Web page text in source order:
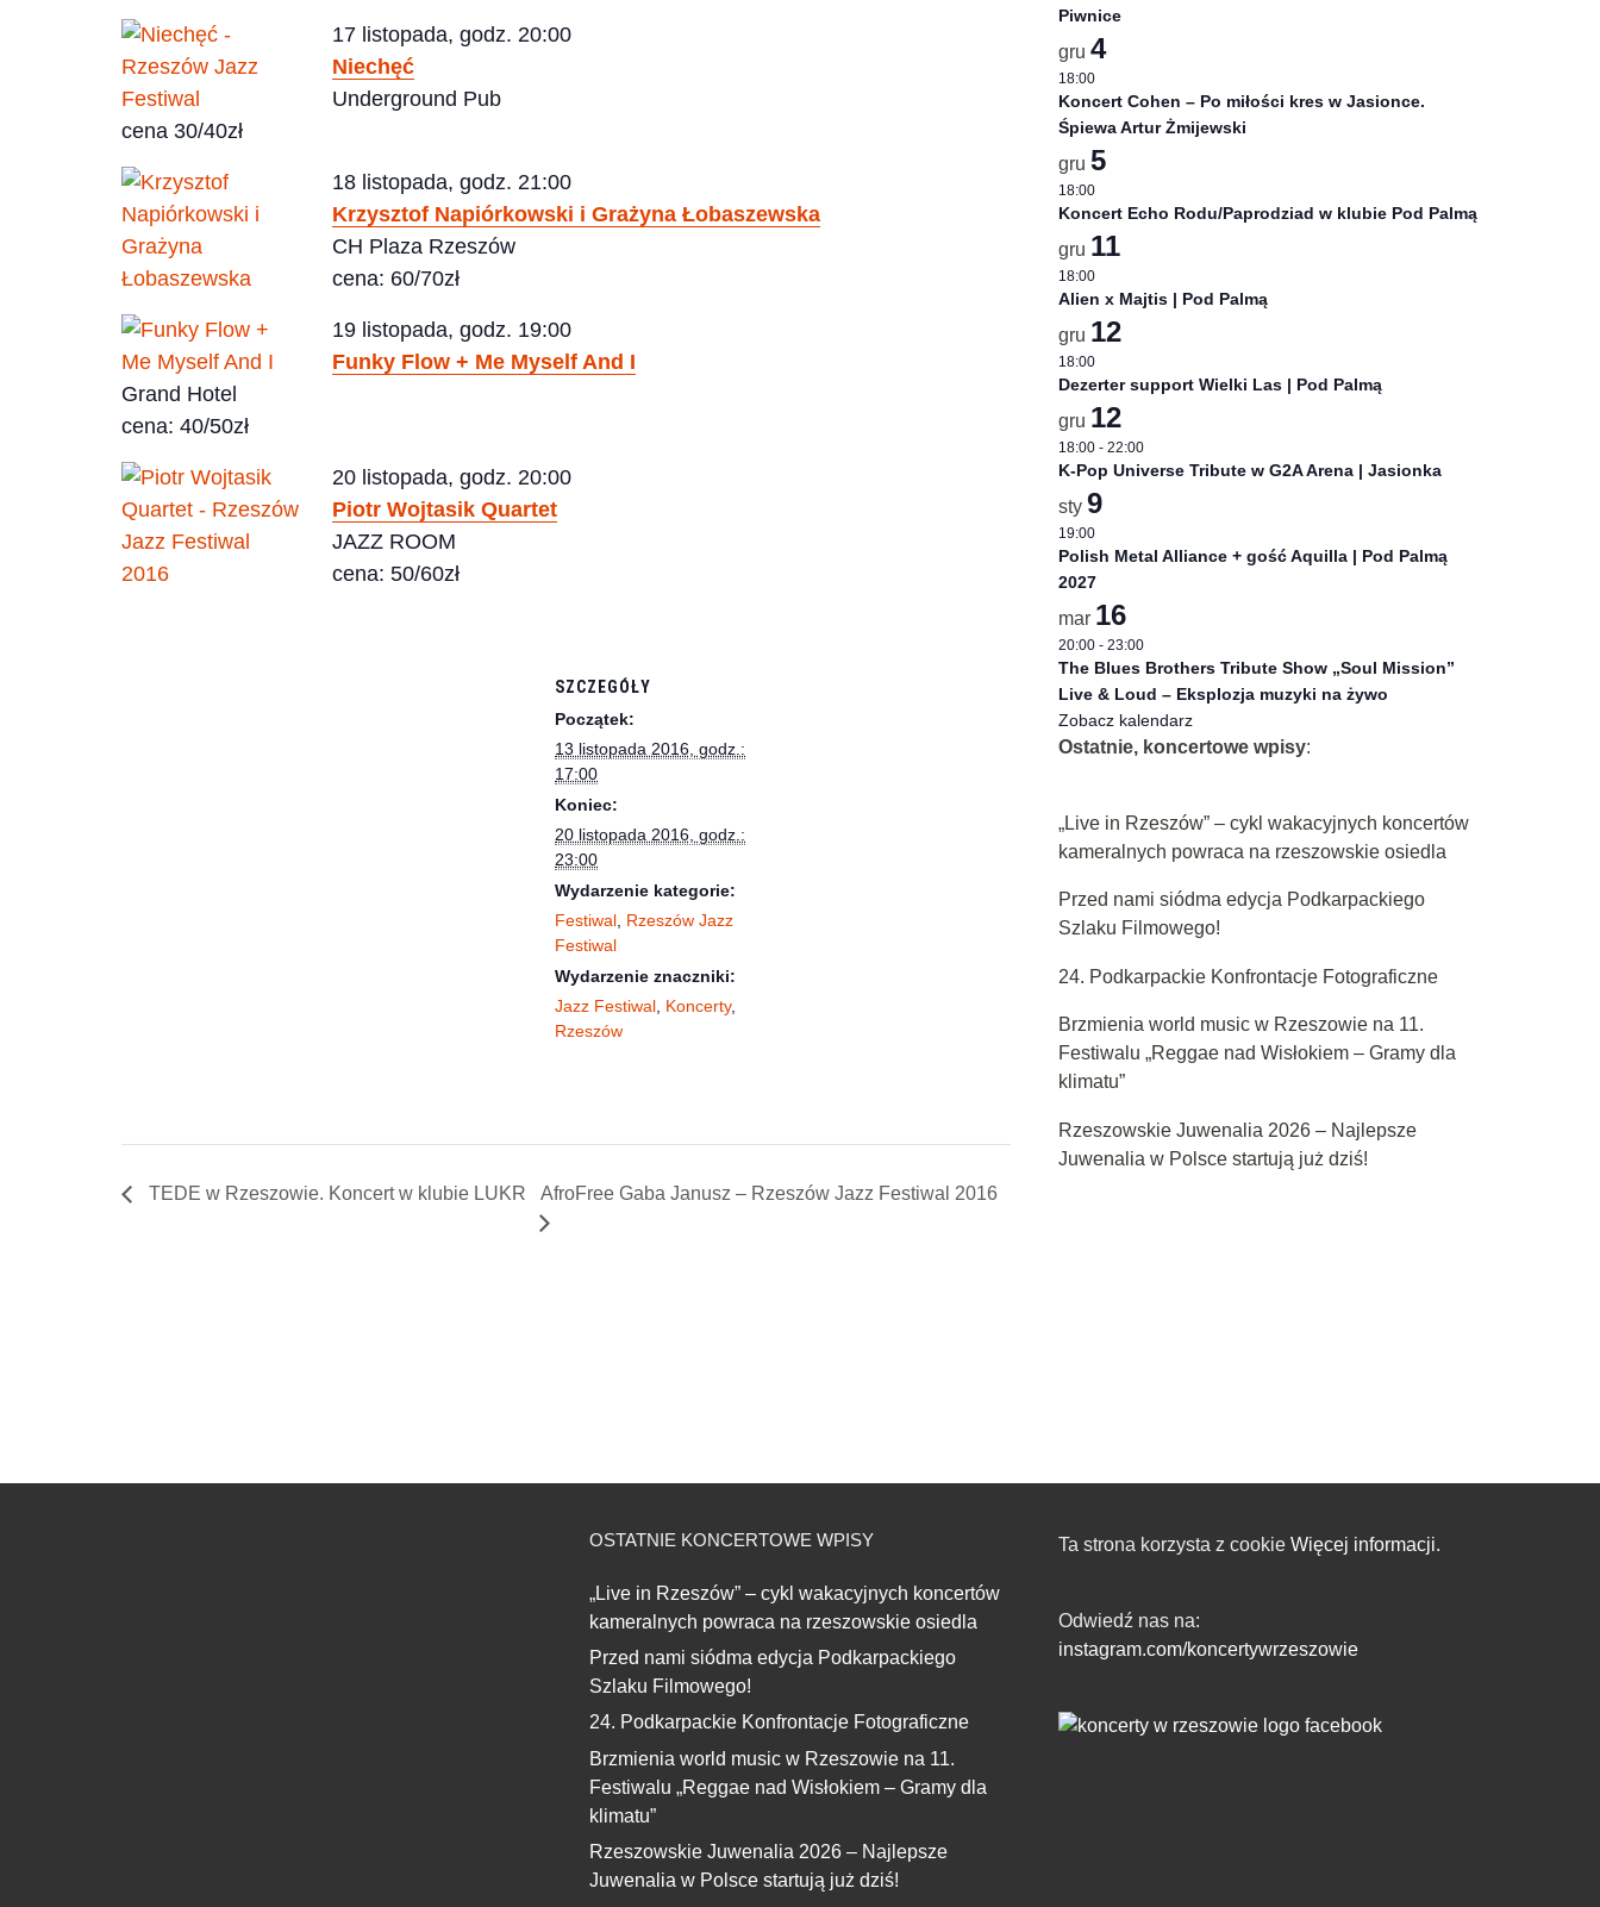
17 listopada, godz. 20:00
Niechęć
Underground Pub
cena 30/40zł
18 listopada, godz. 21:00
Krzysztof Napiórkowski i Grażyna Łobaszewska
CH Plaza Rzeszów
cena: 60/70zł
19 listopada, godz. 19:00
Funky Flow + Me Myself And I
Grand Hotel
cena: 40/50zł
20 listopada, godz. 20:00
Piotr Wojtasik Quartet
JAZZ ROOM
cena: 50/60zł
SZCZEGÓŁY
Początek:
13 listopada 2016, godz.:
17:00
Koniec:
20 listopada 2016, godz.:
23:00
Wydarzenie kategorie:
Festiwal Rzeszów Jazz
Festiwal
Wydarzenie znaczniki:
Jazz Festiwal Koncerty,
Rzeszów
TEDE w Rzeszowie. Koncert w klubie LUKR AfroFree Gaba Janusz – Rzeszów Jazz Festiwal 2016
Piwnice
gru 4
18:00
Koncert Cohen – Po miłości kres w Jasionce.
Śpiewa Artur Żmijewski
gru 5
18:00
Koncert Echo Rodu/Paprodziad w klubie Pod Palmą
gru 11
18:00
Alien x Majtis | Pod Palmą
gru 12
18:00
Dezerter support Wielki Las | Pod Palmą
gru 12
18:00- 22:00
K-Pop Universe Tribute w G2A Arena | Jasionka
sty 9
19:00
Polish Metal Alliance + gość Aquilla | Pod Palmą
2027
mar 16
20:00- 23:00
The Blues Brothers Tribute Show „Soul Mission”
Live & Loud – Eksplozja muzyki na żywo
Zobacz kalendarz
Ostatnie, koncertowe wpisy:
„Live in Rzeszów” – cykl wakacyjnych koncertów
kameralnych powraca na rzeszowskie osiedla
Przed nami siódma edycja Podkarpackiego
Szlaku Filmowego!
24. Podkarpackie Konfrontacje Fotograficzne
Brzmienia world music w Rzeszowie na 11.
Festiwalu „Reggae nad Wisłokiem – Gramy dla
klimatu”
Rzeszowskie Juwenalia 2026 – Najlepsze
Juwenalia w Polsce startują już dziś!
OSTATNIE KONCERTOWE WPISY
„Live in Rzeszów” – cykl wakacyjnych koncertów
kameralnych powraca na rzeszowskie osiedla
Przed nami siódma edycja Podkarpackiego
Szlaku Filmowego!
24. Podkarpackie Konfrontacje Fotograficzne
Brzmienia world music w Rzeszowie na 11.
Festiwalu „Reggae nad Wisłokiem – Gramy dla
klimatu”
Rzeszowskie Juwenalia 2026 – Najlepsze
Juwenalia w Polsce startują już dziś!
Ta strona korzysta z cookie Więcej informacji.
Odwiedź nas na:
instagram.com/koncertywrzeszowie